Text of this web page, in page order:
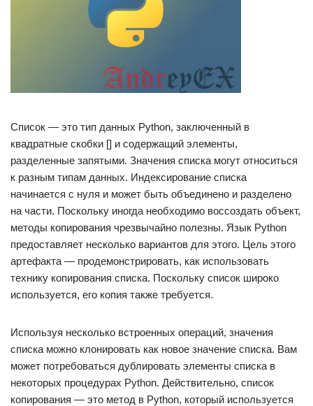
Список — это тип данных Python, заключенный в
квадратные скобки [] и содержащий элементы,
разделенные запятыми. Значения списка могут относиться
к разным типам данных. Индексирование списка
начинается с нуля и может быть объединено и разделено
на части. Поскольку иногда необходимо воссоздать объект,
методы копирования чрезвычайно полезны. Язык Python
предоставляет несколько вариантов для этого. Цель этого
артефакта — продемонстрировать, как использовать
технику копирования списка. Поскольку список широко
используется, его копия также требуется.
Используя несколько встроенных операций, значения
списка можно клонировать как новое значение списка. Вам
может потребоваться дублировать элементы списка в
некоторых процедурах Python. Действительно, список
копирования — это метод в Python, который используется